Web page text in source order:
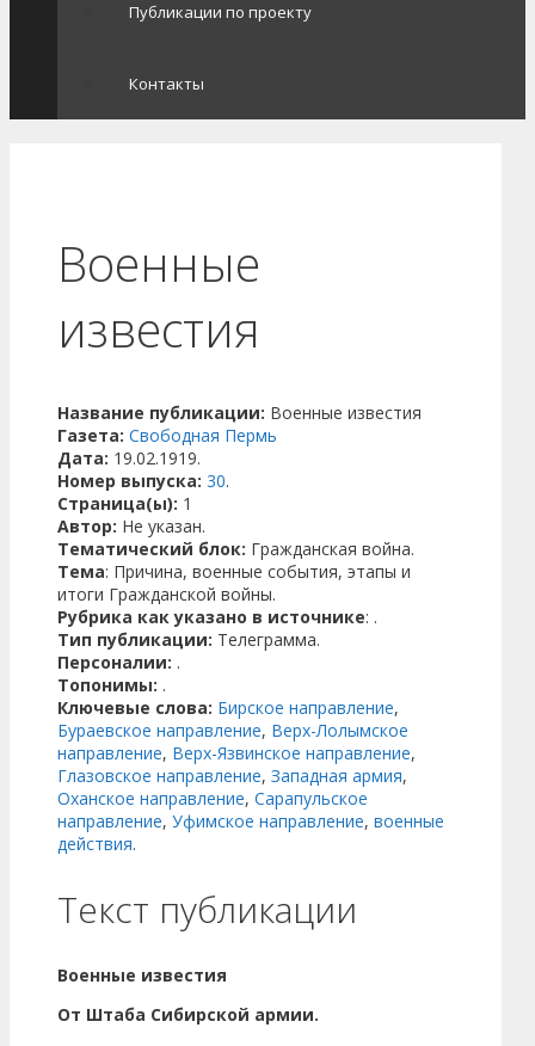
Публикации по проекту
Контакты
Военные
известия
Название публикации: Военные известия
Газета: Свободная Пермь
Дата: 19.02.1919.
Номер выпуска: 30.
Страница(ы): 1
Автор: Не указан.
Тематический блок: Гражданская война.
Тема: Причина, военные события, этапы и
итоги Гражданской войны.
Рубрика как указано в источнике: .
Тип публикации: Телеграмма.
Персоналии: .
Топонимы: .
Ключевые слова: Бирское направление,
Бураевское направление, Верх-Лолымское
направление, Верх-Язвинское направление,
Глазовское направление, Западная армия,
Оханское направление, Сарапульское
направление, Уфимское направление, военные
действия.
Текст публикации
Военные известия
От Штаба Сибирской армии.